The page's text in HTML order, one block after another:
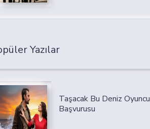
Yazılar
Taşacak Bu Deniz Oyuncu
Başvurusu